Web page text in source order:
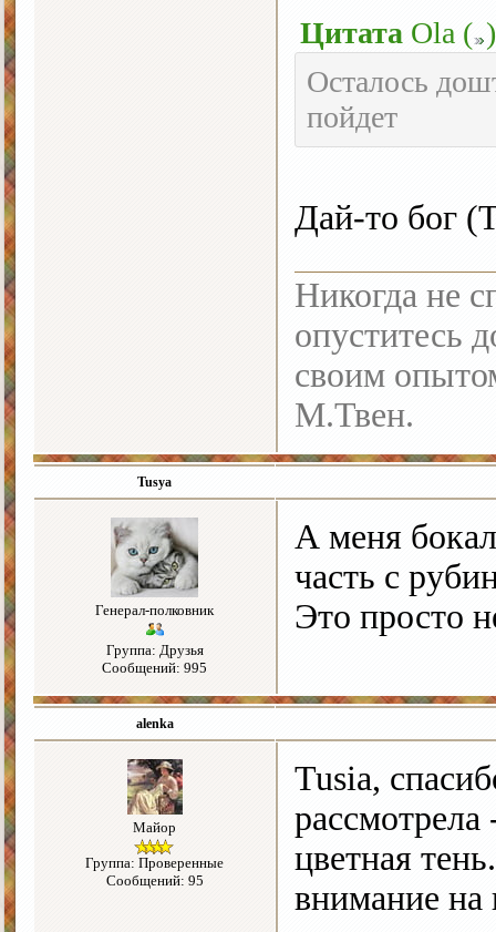
Цитата Ola ( )
Осталось
пойдет
Дай-то бог
Никогда не
опуститесь
своим
М.Твен.
Tusya
Генерал-полковник
Группа: Друзья
Сообщений: 995
А меня бокал
часть с
Это просто
alenka
Майор
Группа: Проверенные
Сообщений: 95
Tusia,
рассмотрела
цветная
внимание на